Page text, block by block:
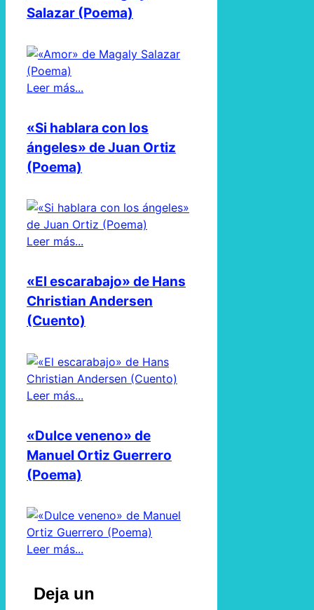
Salazar (Poema)
Leer más...
«Si hablara con los
ángeles» de Juan Ortiz
(Poema)
Leer más...
«El escarabajo» de Hans
Christian Andersen
(Cuento)
Leer más...
«Dulce veneno» de
Manuel Ortiz Guerrero
(Poema)
Leer más...
Deja un